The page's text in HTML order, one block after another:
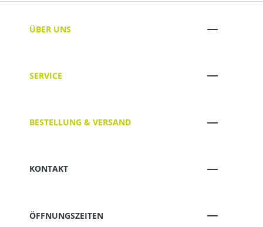
ÜBER UNS
SERVICE
BESTELLUNG & VERSAND
KONTAKT
ÖFFNUNGSZEITEN